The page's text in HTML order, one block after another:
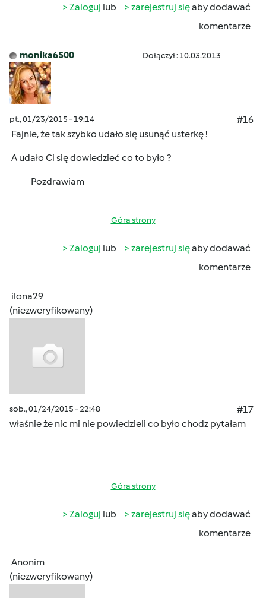
Zaloguj lub zarejestruj sięaby dodawać
komentarze
monika6500 Dołączył : 10.03.2013
pt., 01/23/2015 - 19:14
#16
Fajnie, że tak szybko udało się usunąć usterkę !
A udało Ci się dowiedzieć co to było ?
Pozdrawiam
Góra strony
Zaloguj lub zarejestruj sięaby dodawać
komentarze
ilona29
(niezweryfikowany)
sob., 01/24/2015 - 22:48
#17
właśnie że nic mi nie powiedzieli co było chodz pytałam
Góra strony
Zaloguj lub zarejestruj sięaby dodawać
komentarze
Anonim
(niezweryfikowany)